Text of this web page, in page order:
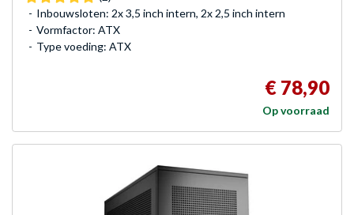
Inbouwsloten: 2x 3,5 inch intern, 2x 2,5 inch intern
Vormfactor: ATX
Type voeding: ATX
€ 78,90
Op voorraad